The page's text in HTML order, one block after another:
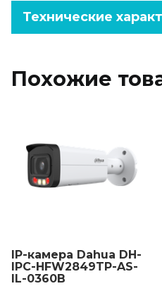
Технические
Похожие
IP-камера Dahua DH-
IPC-HFW2849TP-AS-
IL-0360B